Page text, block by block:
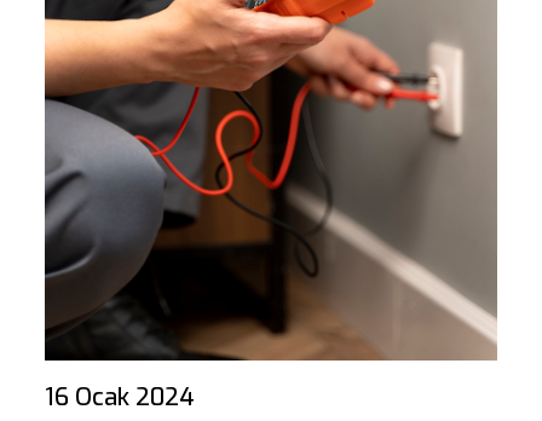
16 Ocak 2024